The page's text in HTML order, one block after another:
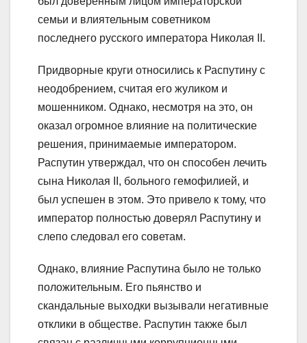
семьи и влиятельным советником
последнего русского императора Николая II.
Придворные круги относились к Распутину с
неодобрением, считая его жуликом и
мошенником. Однако, несмотря на это, он
оказал огромное влияние на политические
решения, принимаемые императором.
Распутин утверждал, что он способен лечить
сына Николая II, больного гемофилией, и
был успешен в этом. Это привело к тому, что
император полностью доверял Распутину и
слепо следовал его советам.
Однако, влияние Распутина было не только
положительным. Его пьянство и
скандальные выходки вызывали негативные
отклики в обществе. Распутин также был